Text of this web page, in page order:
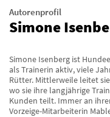
Autorenprofil
Simone
Simone Isenberg ist
als Trainerin aktiv, viele
Rütter. Mittlerweile leitet
wo sie ihre langjährige
Kunden teilt. Immer an
Vorzeige-Mitarbeiterin